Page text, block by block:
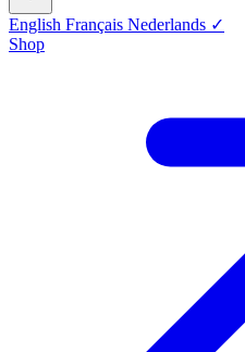
English Français Nederlands ✓
Shop